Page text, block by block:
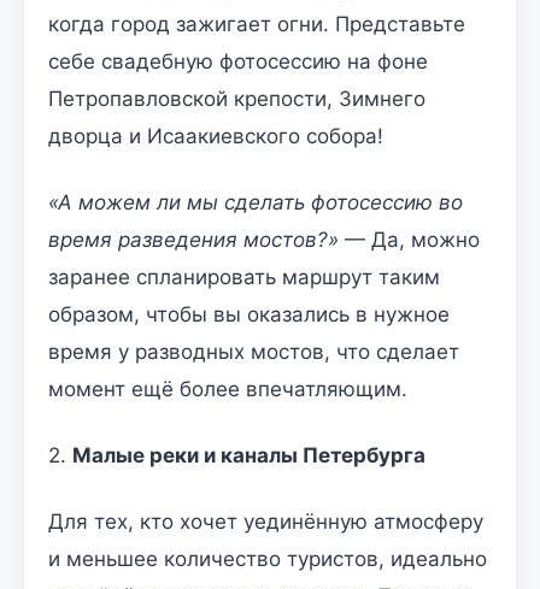
когда город зажигает огни. Представьте
себе свадебную фотосессию на фоне
Петропавловской крепости, Зимнего
дворца и Исаакиевского собора!
«А можем ли мы сделать фотосессию во
время разведения мостов?» — Да, можно
заранее спланировать маршрут таким
образом, чтобы вы оказались в нужное
время у разводных мостов, что сделает
момент ещё более впечатляющим.
2. Малые реки и каналы Петербурга
Для тех, кто хочет уединённую атмосферу
и меньшее количество туристов, идеально